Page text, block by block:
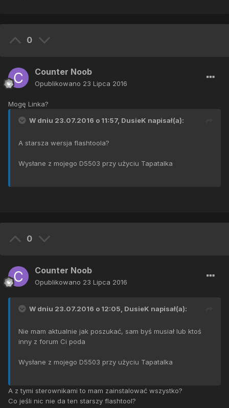
0
Counter Noob
Opublikowano 23 Lipca 2016
Mogę Linka?
W dniu 23.07.2016 o 11:57, DusieK napisał(a):
A starsza wersja flashtoola?
Wysłane z mojego D5503 przy użyciu Tapatalka
0
Counter Noob
Opublikowano 23 Lipca 2016
W dniu 23.07.2016 o 12:05, DusieK napisał(a):
Nie mam aktualnie jak poszukać, sam byś musiał lub ktoś
inny z forum Ci poda
Wysłane z mojego D5503 przy użyciu Tapatalka
A z tymi sterownikami to mam zainstalować wszystko?
Co jeśli nic nie da ten starszy flashtool?